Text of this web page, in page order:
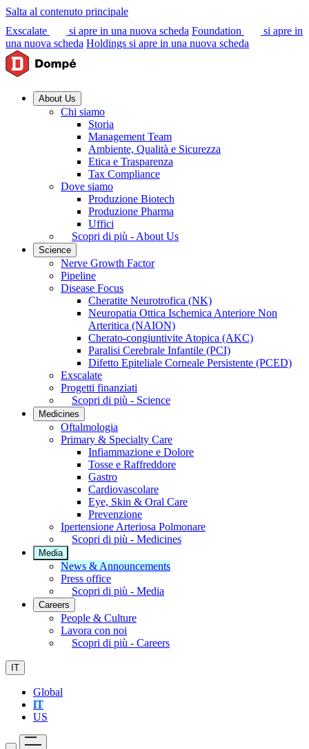
Salta al contenuto principale
Exscalate
si apre in una nuova scheda Foundation
si apre in
una nuova scheda Holdings si apre in una nuova scheda
About Us
Chi siamo
Storia
Management Team
Ambiente, Qualità e Sicurezza
Etica e Trasparenza
Tax Compliance
Dove siamo
Produzione Biotech
Produzione Pharma
Uffici
Scopri di più - About Us
Science
Nerve Growth Factor
Pipeline
Disease Focus
Cheratite Neurotrofica (NK)
Neuropatia Ottica Ischemica Anteriore Non
Arteritica (NAION)
Cherato-congiuntivite Atopica (AKC)
Paralisi Cerebrale Infantile (PCI)
Difetto Epiteliale Corneale Persistente (PCED)
Exscalate
Progetti finanziati
Scopri di più - Science
Medicines
Oftalmologia
Primary & Specialty Care
Infiammazione e Dolore
Tosse e Raffreddore
Gastro
Cardiovascolare
Eye, Skin & Oral Care
Prevenzione
Ipertensione Arteriosa Polmonare
Scopri di più - Medicines
Media
News & Announcements
Press office
Scopri di più - Media
Careers
People & Culture
Lavora con noi
Scopri di più - Careers
IT
Global
IT
US